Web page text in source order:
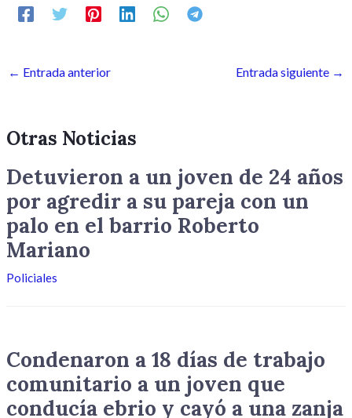
← Entrada anterior Entrada siguiente →
Otras Noticias
Detuvieron a un joven de 24 años
por agredir a su pareja con un
palo en el barrio Roberto
Mariano
Policiales
Condenaron a 18 días de trabajo
comunitario a un joven que
conducía ebrio y cayó a una zanja